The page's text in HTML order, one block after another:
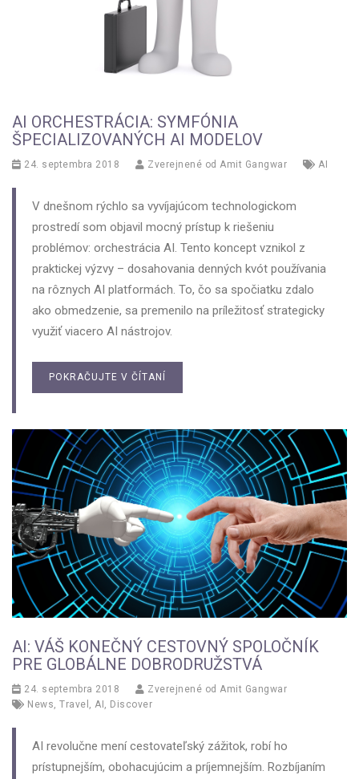
AI ORCHESTRÁCIA: SYMFÓNIA
ŠPECIALIZOVANÝCH AI MODELOV
24. septembra 2018 Zverejnené od Amit Gangwar AI
V dnešnom rýchlo sa vyvíjajúcom technologickom
prostredí som objavil mocný prístup k riešeniu
problémov: orchestrácia AI. Tento koncept vznikol z
praktickej výzvy – dosahovania denných kvót používania
na rôznych AI platformách. To, čo sa spočiatku zdalo
ako obmedzenie, sa premenilo na príležitosť strategicky
využiť viacero AI nástrojov.
POKRAČUJTE V ČÍTANÍ
AI: VÁŠ KONEČNÝ CESTOVNÝ SPOLOČNÍK
PRE GLOBÁLNE DOBRODRUŽSTVÁ
24. septembra 2018 Zverejnené od Amit Gangwar
News, Travel , AI , Discover
AI revolučne mení cestovateľský zážitok, robí ho
prístupnejším, obohacujúcim a príjemnejším. Rozbíjaním